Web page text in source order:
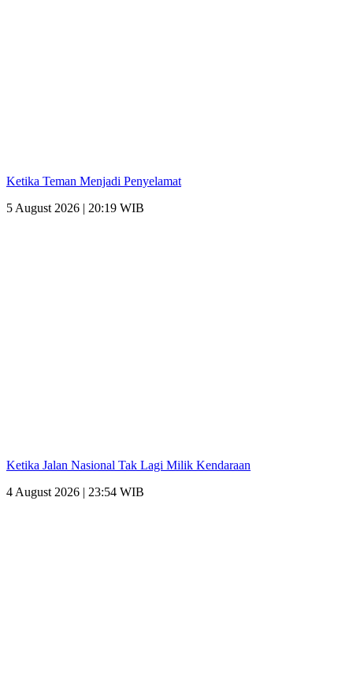
Ketika Teman Menjadi Penyelamat
5 August 2026 | 20:19 WIB
Ketika Jalan Nasional Tak Lagi Milik Kendaraan
4 August 2026 | 23:54 WIB